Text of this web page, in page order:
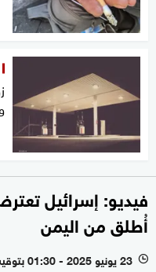
فيديو: إسرائيل
أُطلق من اليمن
l 23 يونيو 2025 - 01:30 بتوقيت أبوظبي